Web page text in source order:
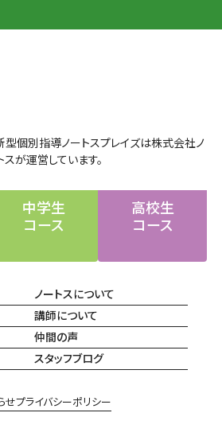
型個別指導ノートスプレイズは株式会社ノ
スが運営しています。
中学生
コース
高校生
コース
ノートスについて
講師について
仲間の声
スタッフブログ
せプライバシーポリシー